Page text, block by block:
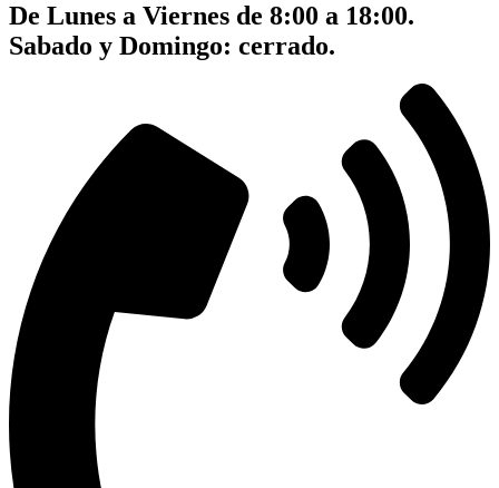
De Lunes a Viernes de 8:00 a 18:00.
Sabado y Domingo: cerrado.